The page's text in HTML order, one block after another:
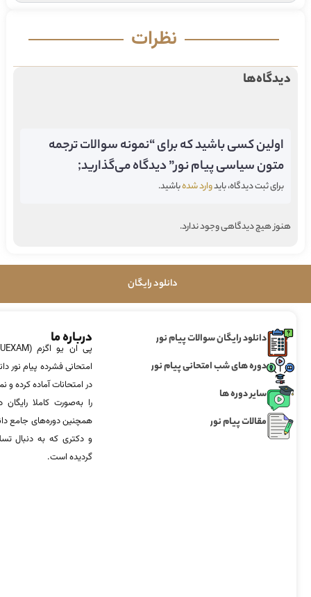
نظرات
دیدگاه‌ها
اولین کسی باشید که برای “نمونه سوالات ترجمه
متون سیاسی پیام نور” دیدگاه می‌گذارید;
برای ثبت دیدگاه، بایدوارد شدهباشید.
هنوز هیچ دیدگاهی وجود ندارد.
دانلود رایگان
دانلود رایگان سوالات پیام نور
دوره های شب امتحانی پیام نور
سایر دوره ها
مقالات پیام نور
درباره ما
امتحانی فشرده پیام نور
در امتحانات آماده‌ کرده
را به‌صورت کاملا
همچنین دوره‌های جامع
و دکتری که به دنبال
گردیده است.